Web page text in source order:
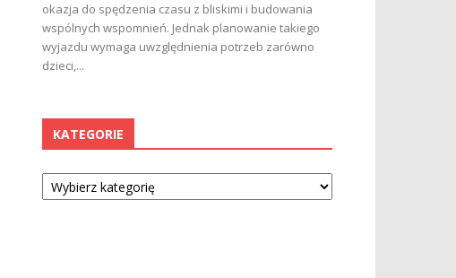
okazja do spędzenia czasu z bliskimi i budowania
wspólnych wspomnień. Jednak planowanie takiego
wyjazdu wymaga uwzględnienia potrzeb zarówno
dzieci,...
KATEGORIE
Kategorie